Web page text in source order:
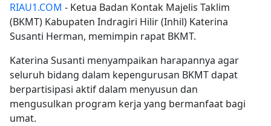
RIAU1.COM - Ketua Badan Kontak Majelis Taklim
(BKMT) Kabupaten Indragiri Hilir (Inhil) Katerina
Susanti Herman, memimpin rapat BKMT.
Katerina Susanti menyampaikan harapannya agar
seluruh bidang dalam kepengurusan BKMT dapat
berpartisipasi aktif dalam menyusun dan
mengusulkan program kerja yang bermanfaat bagi
umat.